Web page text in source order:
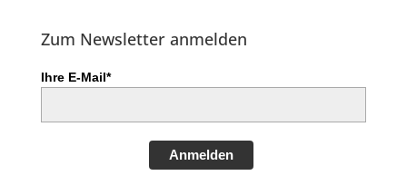
Zum Newsletter anmelden
Ihre E-Mail*
Anmelden